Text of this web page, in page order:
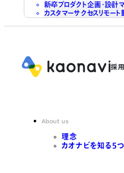
新卒プロダクト企画・設計
カスタマーサクセス リモー
About us
理念
カオナビを知る5つ